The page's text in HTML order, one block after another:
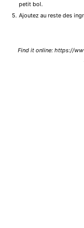
petit bol.
Ajoutez au reste des
Find it online: https://